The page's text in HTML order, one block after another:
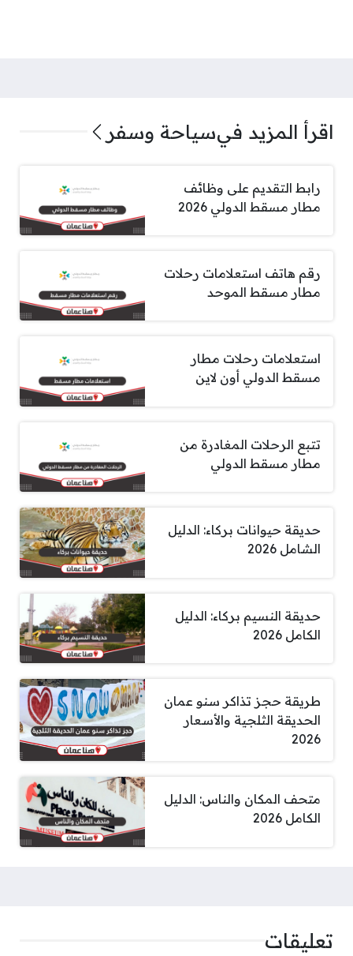
اقرأ المزيد فيسياحة وسفر
رابط التقديم على وظائف
مطار مسقط الدولي 2026
رقم هاتف استعلامات رحلات
مطار مسقط الموحد
استعلامات رحلات مطار
مسقط الدولي أون لاين
تتبع الرحلات المغادرة من
مطار مسقط الدولي
حديقة حيوانات بركاء: الدليل
الشامل 2026
حديقة النسيم بركاء: الدليل
الكامل 2026
طريقة حجز تذاكر سنو عمان
الحديقة الثلجية والأسعار
2026
متحف المكان والناس: الدليل
الكامل 2026
تعليقات